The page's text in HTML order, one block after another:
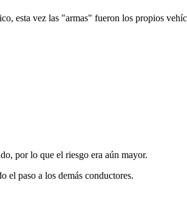
esta vez las "armas" fueron los propios
por lo que el riesgo era aún mayor.
el paso a los demás conductores.